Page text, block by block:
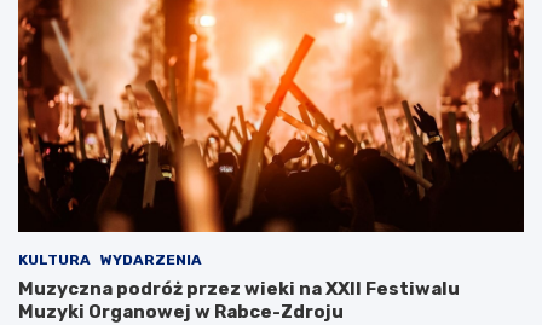
k
i
l
u
k
s
u
s
a
m
b
y
ć
?
KULTURA WYDARZENIA
Muzyczna podróż przez wieki na XXII Festiwalu
Muzyki Organowej w Rabce-Zdroju